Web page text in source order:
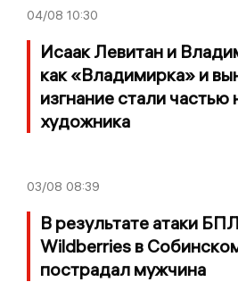
04/08 10:30
Исаак Левитан и
как «Владимирка» и
изгнание стали частью
художника
03/08 08:39
В результате атаки
Wildberries в
пострадал мужчина